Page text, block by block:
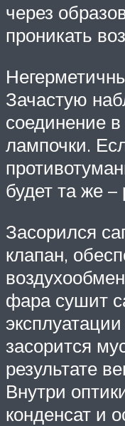
через
проникать
Зачастую
соединение
лампочки.
будет та же –
Засорился
клапан,
фара сушит
засорится
результате
Внутри
конденсат и